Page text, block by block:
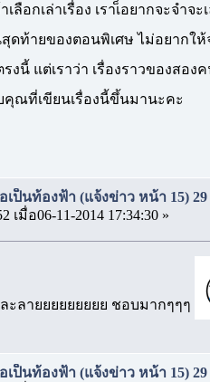
ลือกเล่าเรื่อง เราเ็อยากจะจำจ
ดท้ายของตอนพิเศษ ไม่อยากให้
งนี้ แต่เราว่า เรื่องราวของสอ
คุณที่เขียนเรื่องนี้ขึ้นมานะคะ
เป็นท้องฟ้า (แจ้งข่าว หน้า 15)
เมื่อ06-11-2014 17:34:30 »
ะลายยยยยยยยย ชอบมากๆๆๆ
เป็นท้องฟ้า (แจ้งข่าว หน้า 15)